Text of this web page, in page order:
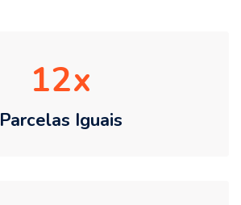
12
Parcelas Iguais